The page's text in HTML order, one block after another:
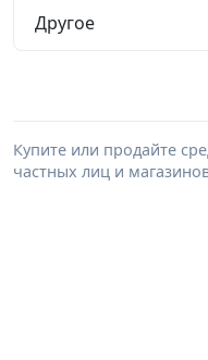
Другое
Купите или продайте
частных лиц и